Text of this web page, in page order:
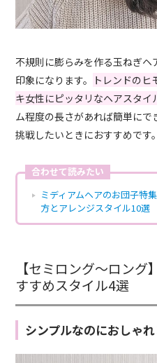
不規則に膨らみを作る玉ねぎ
印象になります。
トレンドのヒ
キ女性にピッタリなヘアスタイ
ム程度の長さがあれば簡単に
挑戦したいときにおすすめです。
合わせて読みたい
ミディアムヘアのお団子特
方とアレンジスタイル10選
【セミロング〜ロン
すすめスタイル4選
シンプルなのにおしゃ